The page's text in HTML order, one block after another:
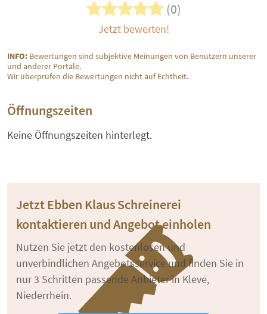
(0)
Jetzt bewerten!
INFO: Bewertungen sind subjektive Meinungen von Benutzern unserer
und anderer Portale.
Wir überprüfen die Bewertungen nicht auf Echtheit.
Öffnungszeiten
Keine Öffnungszeiten hinterlegt.
Jetzt Ebben Klaus Schreinerei
kontaktieren und Angebot einholen
Nutzen Sie jetzt den kostenlosen und
unverbindlichen Angebotsservice und finden Sie in
nur 3 Schritten passende Anbieter in Kleve,
Niederrhein.